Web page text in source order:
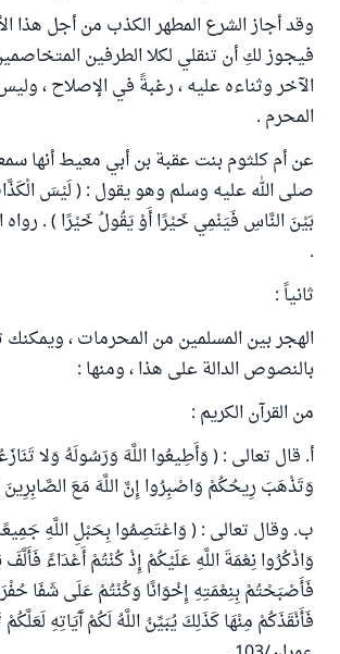
وقد أجاز الشرع المطهر الكذب من أجل هذا
فيجوز لكِ أن تنقلي لكلا الطرفين
الآخر وثناءه عليه ، رغبةً في الإصلاح ،
المحرم .
عن أم كلثوم بنت عقبة بن أبي معيط أنها
صلى الله عليه وسلم وهو يقول : ( لَيْسَ
.
ثانياً :
الهجر بين المسلمين من المحرمات ، ويمكنك
بالنصوص الدالة على هذا ، ومنها :
من القرآن الكريم :
أ. قال تعالى : ( وَأَطِيعُوا اللَّهَ وَرَسُولَهُ وَلا
وَتَذْهَبَ رِيحُكُمْ وَاصْبِرُوا إِنَّ اللَّهَ مَعَ الصَّابِرِينَ )
ب. وقال تعالى : ( وَاعْتَصِمُوا بِحَبْلِ اللَّهِ
وَاذْكُرُوا نِعْمَةَ اللَّهِ عَلَيْكُمْ إِذْ كُنْتُمْ أَعْدَاءً
فَأَصْبَحْتُمْ بِنِعْمَتِهِ إِخْوَانًا وَكُنْتُمْ عَلَى شَفَا
فَأَنْقَذَكُمْ مِنْهَا كَذَلِكَ يُبَيِّنُ اللَّهُ لَكُمْ آَيَاتِهِ